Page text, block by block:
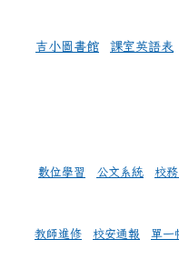
吉小圖書館 課室英語表
數位學習 公文系統 校
教師進修 校安通報 單一